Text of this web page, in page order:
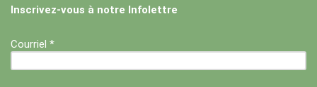
Inscrivez-vous à notre Infolettre
Courriel *